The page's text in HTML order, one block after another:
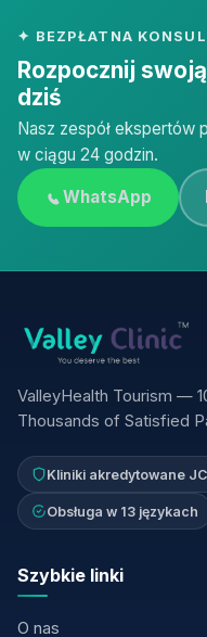
✦ BEZPŁATNA
Rozpocznij
dziś
Nasz zespół ekspertów
w ciągu 24 godzin.
WhatsApp
ValleyHealth Tourism —
Thousands of Satisfied
Kliniki akredytowane
Obsługa w 13 językach
Szybkie linki
O nas